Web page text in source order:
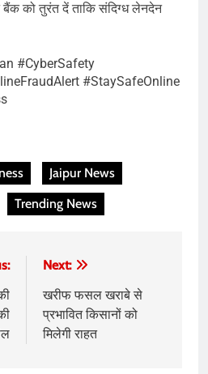
बैंक को तुरंत दें ताकि संदिग्ध लेनदेन
#CyberSafety
#StaySafeOnline
Jaipur News
Trending News
Next:
खरीफ फसल खराबे से
प्रभावित किसानों को
मिलेगी राहत